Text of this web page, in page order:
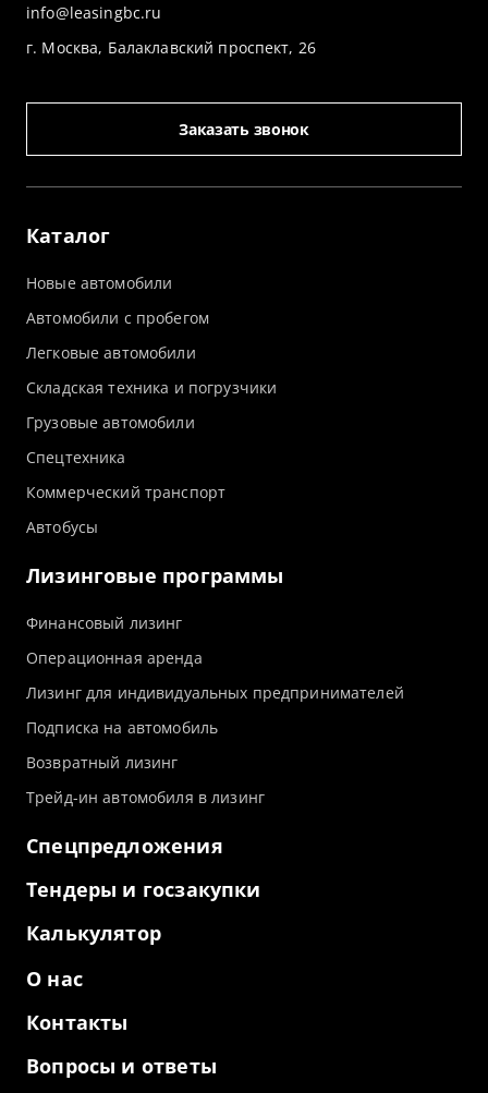
Каталог
Новые автомобили
Автомобили с пробегом
Легковые автомобили
Складская техника и погрузчики
Грузовые автомобили
Спецтехника
Коммерческий транспорт
Автобусы
Лизинговые программы
Финансовый лизинг
Операционная аренда
Лизинг для индивидуальных предпринимателей
Подписка на автомобиль
Возвратный лизинг
Трейд-ин автомобиля в лизинг
Спецпредложения
Тендеры и госзакупки
Калькулятор
О нас
Контакты
Вопросы и ответы
info@leasingbc.ru
г. Москва, Балаклавский проспект, 26
Заказать звонок